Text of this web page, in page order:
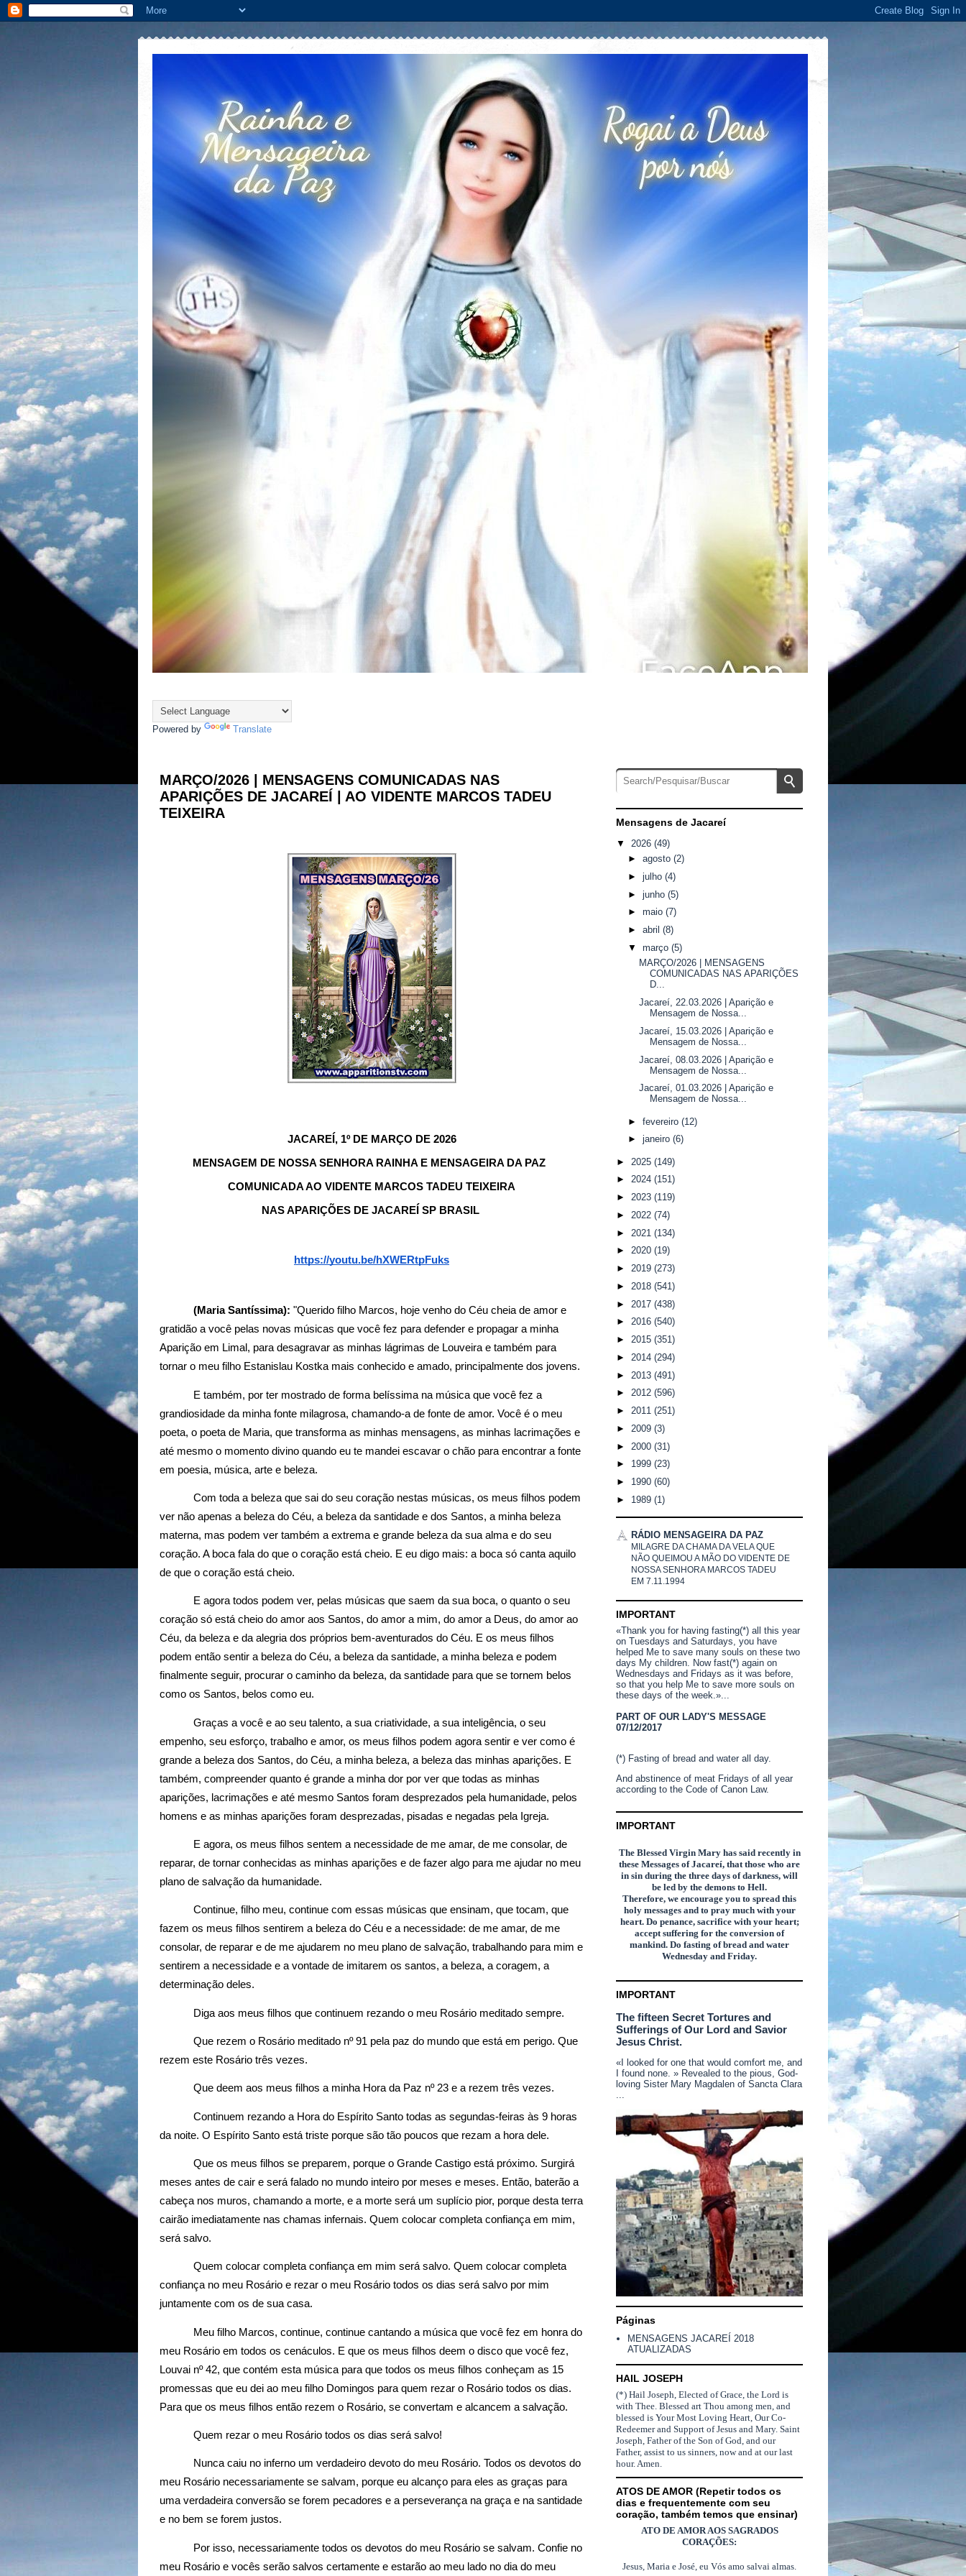
Powered by Translate
MARÇO/2026 | MENSAGENS COMUNICADAS NAS
APARIÇÕES DE JACAREÍ | AO VIDENTE MARCOS TADEU
TEIXEIRA
JACAREÍ, 1º DE MARÇO DE 2026
MENSAGEM DE NOSSA SENHORA RAINHA E MENSAGEIRA DA PAZ
COMUNICADA AO VIDENTE MARCOS TADEU TEIXEIRA
NAS APARIÇÕES DE JACAREÍ SP BRASIL
https://youtu.be/hXWERtpFuks
(Maria Santíssima): "Querido filho Marcos, hoje venho do Céu cheia de amor e
gratidão a você pelas novas músicas que você fez para defender e propagar a minha
Aparição em Limal, para desagravar as minhas lágrimas de Louveira e também para
tornar o meu filho Estanislau Kostka mais conhecido e amado, principalmente dos jovens.
E também, por ter mostrado de forma belíssima na música que você fez a
grandiosidade da minha fonte milagrosa, chamando-a de fonte de amor. Você é o meu
poeta, o poeta de Maria, que transforma as minhas mensagens, as minhas lacrimações e
até mesmo o momento divino quando eu te mandei escavar o chão para encontrar a fonte
em poesia, música, arte e beleza.
Com toda a beleza que sai do seu coração nestas músicas, os meus filhos podem
ver não apenas a beleza do Céu, a beleza da santidade e dos Santos, a minha beleza
materna, mas podem ver também a extrema e grande beleza da sua alma e do seu
coração. A boca fala do que o coração está cheio. E eu digo mais: a boca só canta aquilo
de que o coração está cheio.
E agora todos podem ver, pelas músicas que saem da sua boca, o quanto o seu
coração só está cheio do amor aos Santos, do amor a mim, do amor a Deus, do amor ao
Céu, da beleza e da alegria dos próprios bem-aventurados do Céu. E os meus filhos
podem então sentir a beleza do Céu, a beleza da santidade, a minha beleza e podem
finalmente seguir, procurar o caminho da beleza, da santidade para que se tornem belos
como os Santos, belos como eu.
Graças a você e ao seu talento, a sua criatividade, a sua inteligência, o seu
empenho, seu esforço, trabalho e amor, os meus filhos podem agora sentir e ver como é
grande a beleza dos Santos, do Céu, a minha beleza, a beleza das minhas aparições. E
também, compreender quanto é grande a minha dor por ver que todas as minhas
aparições, lacrimações e até mesmo Santos foram desprezados pela humanidade, pelos
homens e as minhas aparições foram desprezadas, pisadas e negadas pela Igreja.
E agora, os meus filhos sentem a necessidade de me amar, de me consolar, de
reparar, de tornar conhecidas as minhas aparições e de fazer algo para me ajudar no meu
plano de salvação da humanidade.
Continue, filho meu, continue com essas músicas que ensinam, que tocam, que
fazem os meus filhos sentirem a beleza do Céu e a necessidade: de me amar, de me
consolar, de reparar e de me ajudarem no meu plano de salvação, trabalhando para mim e
sentirem a necessidade e a vontade de imitarem os santos, a beleza, a coragem, a
determinação deles.
Diga aos meus filhos que continuem rezando o meu Rosário meditado sempre.
Que rezem o Rosário meditado nº 91 pela paz do mundo que está em perigo. Que
rezem este Rosário três vezes.
Que deem aos meus filhos a minha Hora da Paz nº 23 e a rezem três vezes.
Continuem rezando a Hora do Espírito Santo todas as segundas-feiras às 9 horas
da noite. O Espírito Santo está triste porque são tão poucos que rezam a hora dele.
Que os meus filhos se preparem, porque o Grande Castigo está próximo. Surgirá
meses antes de cair e será falado no mundo inteiro por meses e meses. Então, baterão a
cabeça nos muros, chamando a morte, e a morte será um suplício pior, porque desta terra
cairão imediatamente nas chamas infernais. Quem colocar completa confiança em mim,
será salvo.
Quem colocar completa confiança em mim será salvo. Quem colocar completa
confiança no meu Rosário e rezar o meu Rosário todos os dias será salvo por mim
juntamente com os de sua casa.
Meu filho Marcos, continue, continue cantando a música que você fez em honra do
meu Rosário em todos os cenáculos. E que os meus filhos deem o disco que você fez,
Louvai nº 42, que contém esta música para que todos os meus filhos conheçam as 15
promessas que eu dei ao meu filho Domingos para quem rezar o Rosário todos os dias.
Para que os meus filhos então rezem o Rosário, se convertam e alcancem a salvação.
Quem rezar o meu Rosário todos os dias será salvo!
Nunca caiu no inferno um verdadeiro devoto do meu Rosário. Todos os devotos do
meu Rosário necessariamente se salvam, porque eu alcanço para eles as graças para
uma verdadeira conversão se forem pecadores e a perseverança na graça e na santidade
e no bem se forem justos.
Por isso, necessariamente todos os devotos do meu Rosário se salvam. Confie no
meu Rosário e vocês serão salvos certamente e estarão ao meu lado no dia do meu
Mensagens de Jacareí
▼ 2026 (49)
► agosto (2)
► julho (4)
► junho (5)
► maio (7)
► abril (8)
▼ março (5)
MARÇO/2026 | MENSAGENS
COMUNICADAS NAS APARIÇÕES
D...
Jacareí, 22.03.2026 | Aparição e
Mensagem de Nossa...
Jacareí, 15.03.2026 | Aparição e
Mensagem de Nossa...
Jacareí, 08.03.2026 | Aparição e
Mensagem de Nossa...
Jacareí, 01.03.2026 | Aparição e
Mensagem de Nossa...
► fevereiro (12)
► janeiro (6)
► 2025 (149)
► 2024 (151)
► 2023 (119)
► 2022 (74)
► 2021 (134)
► 2020 (19)
► 2019 (273)
► 2018 (541)
► 2017 (438)
► 2016 (540)
► 2015 (351)
► 2014 (294)
► 2013 (491)
► 2012 (596)
► 2011 (251)
► 2009 (3)
► 2000 (31)
► 1999 (23)
► 1990 (60)
► 1989 (1)
RÁDIO MENSAGEIRA DA PAZ
MILAGRE DA CHAMA DA VELA QUE
NÃO QUEIMOU A MÃO DO VIDENTE DE
NOSSA SENHORA MARCOS TADEU
EM 7.11.1994
IMPORTANT
«Thank you for having fasting(*) all this year
on Tuesdays and Saturdays, you have
helped Me to save many souls on these two
days My children. Now fast(*) again on
Wednesdays and Fridays as it was before,
so that you help Me to save more souls on
these days of the week.»...
PART OF OUR LADY'S MESSAGE
07/12/2017
(*) Fasting of bread and water all day.
And abstinence of meat Fridays of all year
according to the Code of Canon Law.
IMPORTANT
The Blessed Virgin Mary has said recently in
these Messages of Jacareí, that those who are
in sin during the three days of darkness, will
be led by the demons to Hell.
Therefore, we encourage you to spread this
holy messages and to pray much with your
heart. Do penance, sacrifice with your heart;
accept suffering for the conversion of
mankind. Do fasting of bread and water
Wednesday and Friday.
IMPORTANT
The fifteen Secret Tortures and
Sufferings of Our Lord and Savior
Jesus Christ.
«I looked for one that would comfort me, and
I found none. » Revealed to the pious, God-
loving Sister Mary Magdalen of Sancta Clara
Páginas
MENSAGENS JACAREÍ 2018
ATUALIZADAS
HAIL JOSEPH
(*) Hail Joseph, Elected of Grace, the Lord is
with Thee. Blessed art Thou among men, and
blessed is Your Most Loving Heart, Our Co-
Redeemer and Support of Jesus and Mary. Saint
Joseph, Father of the Son of God, and our
Father, assist to us sinners, now and at our last
hour. Amen.
ATOS DE AMOR (Repetir todos os
dias e frequentemente com seu
coração, também temos que ensinar)
ATO DE AMOR AOS SAGRADOS
CORAÇÕES:
Jesus, Maria e José, eu Vós amo salvai almas.